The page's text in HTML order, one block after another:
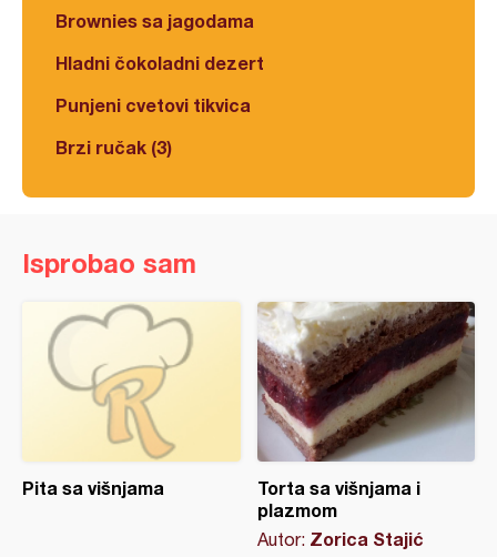
Brownies sa jagodama
Hladni čokoladni dezert
Punjeni cvetovi tikvica
Brzi ručak (3)
Isprobao sam
Pita sa višnjama
Torta sa višnjama i
plazmom
Autor: Zorica Stajić